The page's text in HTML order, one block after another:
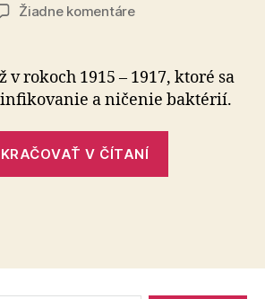
Žiadne komentárena
vírusy
v rokoch 1915 – 1917, ktoré sa
a ničenie baktérií.
V ČÍTANÍ